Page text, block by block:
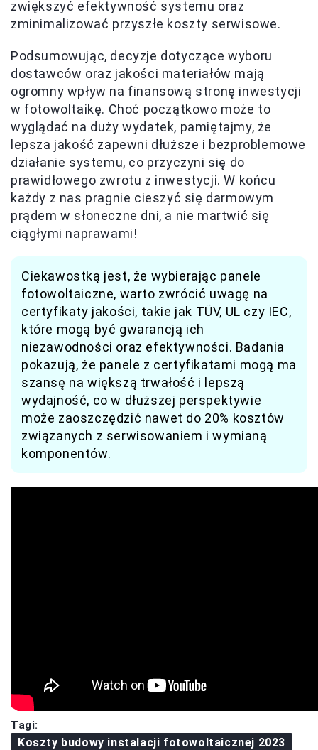
zwiększyć efektywność systemu oraz
zminimalizować przyszłe koszty serwisowe.
Podsumowując, decyzje dotyczące wyboru
dostawców oraz jakości materiałów mają
ogromny wpływ na finansową stronę inwestycji
w fotowoltaikę. Choć początkowo może to
wyglądać na duży wydatek, pamiętajmy, że
lepsza jakość zapewni dłuższe i bezproblemowe
działanie systemu, co przyczyni się do
prawidłowego zwrotu z inwestycji. W końcu
każdy z nas pragnie cieszyć się darmowym
prądem w słoneczne dni, a nie martwić się
ciągłymi naprawami!
Ciekawostką jest, że wybierając panele
fotowoltaiczne, warto zwrócić uwagę na
certyfikaty jakości, takie jak TÜV, UL czy IEC,
które mogą być gwarancją ich
niezawodności oraz efektywności. Badania
pokazują, że panele z certyfikatami mogą ma
szansę na większą trwałość i lepszą
wydajność, co w dłuższej perspektywie
może zaoszczędzić nawet do 20% kosztów
związanych z serwisowaniem i wymianą
komponentów.
Tagi:
Koszty budowy instalacji fotowoltaicznej 2023